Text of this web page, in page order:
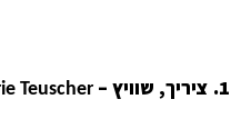
1. ציריך, שוויץ – Teuscher